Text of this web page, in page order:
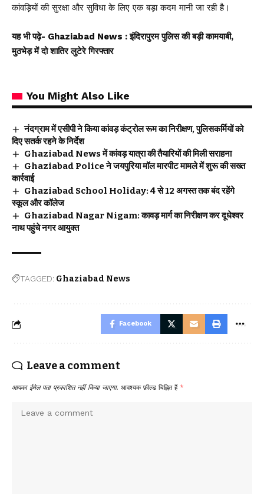
कांवड़ियों की सुरक्षा और सुविधा के लिए एक बड़ा कदम मानी जा रही है।
यह भी पढ़े- Ghaziabad News : इंदिरापुरम पुलिस की बड़ी कामयाबी,
मुठभेड़ में दो शातिर लुटेरे गिरफ्तार
You Might Also Like
नंदग्राम में एसीपी ने किया कांवड़ कंट्रोल रूम का निरीक्षण, पुलिसकर्मियों को
दिए सतर्क रहने के निर्देश
Ghaziabad News में कांवड़ यात्रा की तैयारियों की मिली सराहना
Ghaziabad Police ने जयपुरिया मॉल मारपीट मामले में शुरू की सख्त
कार्रवाई
Ghaziabad School Holiday: 4 से 12 अगस्त तक बंद रहेंगे
स्कूल और कॉलेज
Ghaziabad Nagar Nigam: कावड़ मार्ग का निरीक्षण कर दूधेश्वर
नाथ पहुंचे नगर आयुक्त
TAGGED: Ghaziabad News
Facebook
Leave a comment
आपका ईमेल पता प्रकाशित नहीं किया जाएगा. आवश्यक फ़ील्ड चिह्नित हैं *